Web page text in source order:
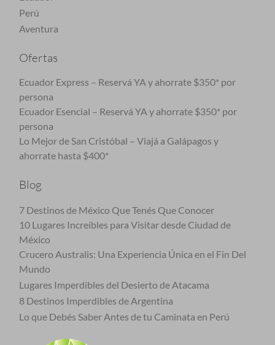
Perú
Aventura
Ofertas
Ecuador Express – Reservá YA y ahorrate $350* por
persona
Ecuador Esencial – Reservá YA y ahorrate $350* por
persona
Lo Mejor de San Cristóbal – Viajá a Galápagos y
ahorrate hasta $400*
Blog
7 Destinos de México Que Tenés Que Conocer
10 Lugares Increíbles para Visitar desde Ciudad de
México
Crucero Australis: Una Experiencia Única en el Fin Del
Mundo
Lugares Imperdibles del Desierto de Atacama
8 Destinos Imperdibles de Argentina
Lo que Debés Saber Antes de tu Caminata en Perú